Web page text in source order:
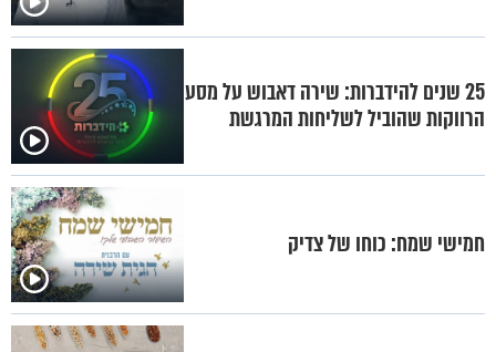
25 שנים להידברות: שירה דאבוש על מסע
הרווקות שהוביל לשליחות המרגשת
חמישי שמח: כוחו של צדיק